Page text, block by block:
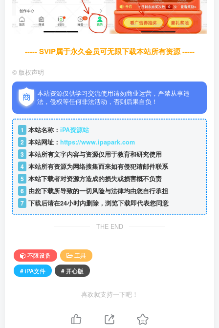
----- SVIP属于永久会员可无限下载本站所有资源 -----
© 版权声明
本站资源仅供学习交流使用请勿商业运营，严禁从事违
法，侵权等任何非法活动，否则后果自负！
1 本站名称： iPA资源站
2 本站网址： https://www.ipapark.com
3 本站所有文字内容与资源仅用于教育和研究使用
4 本站所有资源为网络搜集而来如有侵犯请邮件联系
5 本站下载者对资源方造成的损失或损害概不负责
6 由您下载所导致的一切风险与法律均由您自行承担
7 下载后请在24小时内删除，浏览下载即代表您同意
THE END
不限设备
工具
# iPA文件
# 开心版
喜欢就支持一下吧！